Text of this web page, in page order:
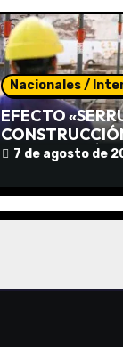
Nacionales /
EFECTO
PERO CERRÓ
7 de agosto de